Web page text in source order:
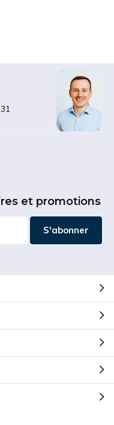
et promotions
S'abonner